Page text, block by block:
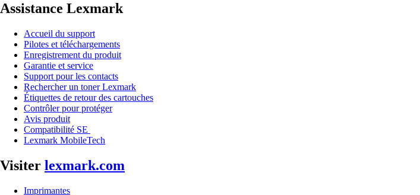
Assistance Lexmark
Accueil du support
Pilotes et téléchargements
Enregistrement du produit
Garantie et service
Support pour les contacts
Rechercher un toner Lexmark
Étiquettes de retour des cartouches
Contrôler pour protéger
Avis produit
Compatibilité SE
Lexmark MobileTech
Visiter lexmark.com
Imprimantes